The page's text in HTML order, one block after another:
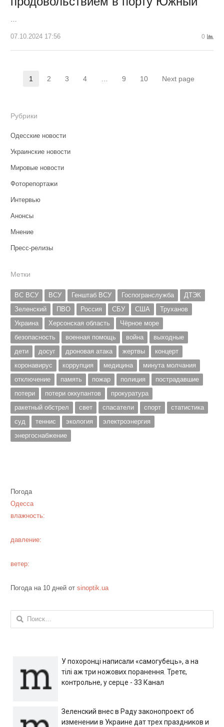
…
07.10.2024 17:56 0
Навигация
записям
Страница
1 Страница
2 Страница
3 Страница
4 Страница
9 Страница
10 Next page
Рубрики
Одесские новости
Украинские новости
Мировые новости
Фоторепортажи
Интервью
Анонсы
Мнение
Пресс-релизы
Метки
ВС ВСУ ВСУ Генштаб ВСУ Госпогранслужба
ДТЭК
Зеленский
ПВО Россия СБУ США
Труханов
Украина
Херсонская область
Чёрное море
безопасность
военная помощь война
выходные
дети
досуг дроновая атака жертвы
концерт
коронавирус
коррупция медицина
минута молчания
отключение
память пожар полиция
пострадавшие
потери
потери оккупантов
прокуратура
ракетный обстрел
свет спасатели спорт
статистика
суд
теннис экология
электроэнергия
энергоснабжение
Погода
Одесса
влажность:
давление:
ветер:
Погода на 10 дней от sinoptik.ua
Найти:
У похоронці написали «самогубець», а на
тілі аж три ножових поранення. Третє,
контрольне, у серце - 33 Канал
Зеленский внес в Раду законопроект об
изменении в Украине дат трех праздников и